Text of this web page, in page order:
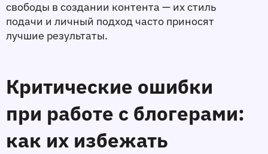
свободы в создании контента — их стиль
подачи и личный подход часто приносят
лучшие результаты.
Критические ошибки
при работе с блогерами:
как их избежать